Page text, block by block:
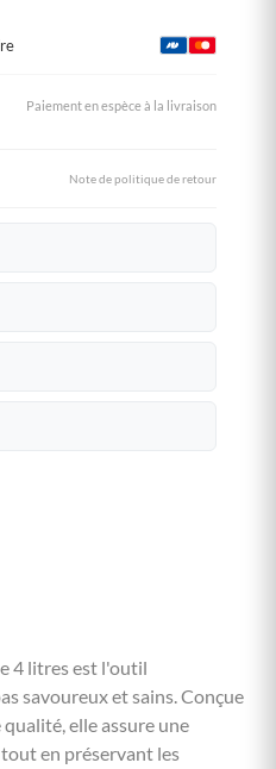
Paiement en espèce à la livraison
Note de politique de retour
4 litres est l'outil
savoureux et sains. Conçue
elle assure une
en préservant les